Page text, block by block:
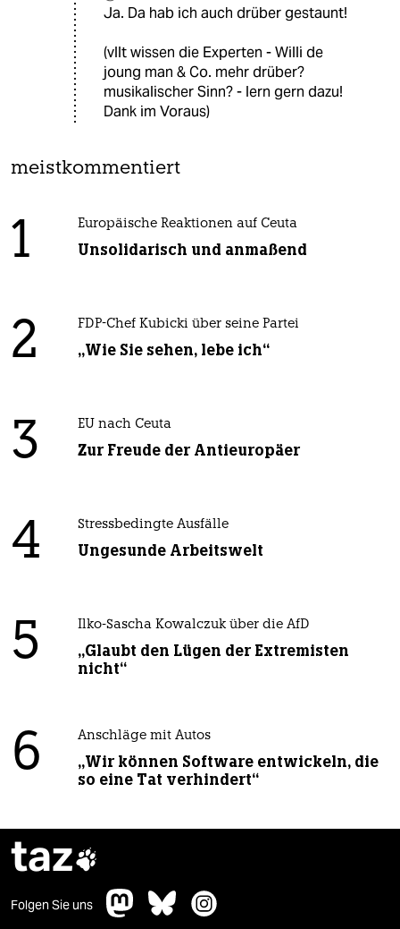
Ja. Da hab ich auch drüber gestaunt!
(vllt wissen die Experten - Willi de
joung man & Co. mehr drüber?
musikalischer Sinn? - lern gern dazu!
Dank im Voraus)
meistkommentiert
1 Europäische Reaktionen auf Ceuta
Unsolidarisch und anmaßend
2 FDP-Chef Kubicki über seine Partei
„Wie Sie sehen, lebe ich“
3 EU nach Ceuta
Zur Freude der Antieuropäer
4 Stressbedingte Ausfälle
Ungesunde Arbeitswelt
5 Ilko-Sascha Kowalczuk über die AfD
„Glaubt den Lügen der Extremisten
nicht“
6 Anschläge mit Autos
„Wir können Software entwickeln, die
so eine Tat verhindert“
taz
Folgen Sie uns